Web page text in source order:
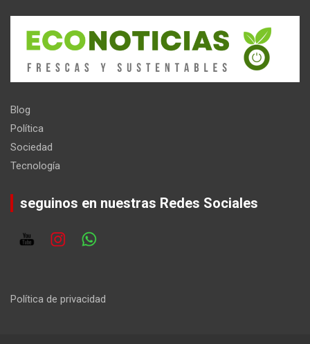
Blog
Política
Sociedad
Tecnología
seguinos en nuestras Redes Sociales
Política de privacidad